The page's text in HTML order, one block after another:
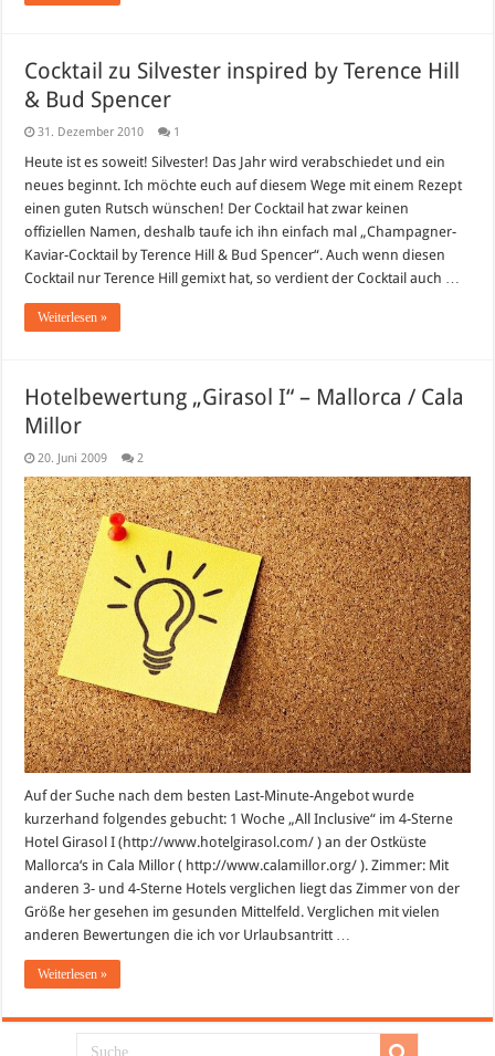
Cocktail zu Silvester inspired by Terence Hill
& Bud Spencer
31. Dezember 2010 1
Heute ist es soweit! Silvester! Das Jahr wird verabschiedet und ein
neues beginnt. Ich möchte euch auf diesem Wege mit einem Rezept
einen guten Rutsch wünschen! Der Cocktail hat zwar keinen
offiziellen Namen, deshalb taufe ich ihn einfach mal „Champagner-
Kaviar-Cocktail by Terence Hill & Bud Spencer“. Auch wenn diesen
Cocktail nur Terence Hill gemixt hat, so verdient der Cocktail auch …
Weiterlesen »
Hotelbewertung „Girasol I“ – Mallorca / Cala
Millor
20. Juni 2009 2
Auf der Suche nach dem besten Last-Minute-Angebot wurde
kurzerhand folgendes gebucht: 1 Woche „All Inclusive“ im 4-Sterne
Hotel Girasol I (http://www.hotelgirasol.com/ ) an der Ostküste
Mallorca‘s in Cala Millor ( http://www.calamillor.org/ ). Zimmer: Mit
anderen 3- und 4-Sterne Hotels verglichen liegt das Zimmer von der
Größe her gesehen im gesunden Mittelfeld. Verglichen mit vielen
anderen Bewertungen die ich vor Urlaubsantritt …
Weiterlesen »